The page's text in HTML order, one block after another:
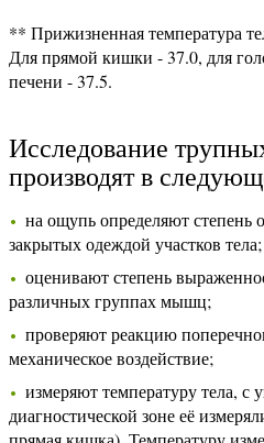
** Прижизненная температура
Для прямой кишки - 37.0, для
печени - 37.5.
Исследование
производят в
на ощупь определяют степень
закрытых одеждой участков тела;
оценивают степень
различных группах мышц;
проверяют реакцию
механическое воздействие;
измеряют температуру тела, с
диагностической зоне её